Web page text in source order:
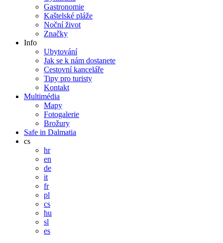
Gastronomie
Kaštelské pláže
Noční život
Značky
Info
Ubytování
Jak se k nám dostanete
Cestovní kanceláře
Tipy pro turisty
Kontakt
Multimédia
Mapy
Fotogalerie
Brožury
Safe in Dalmatia
cs
hr
en
de
it
fr
pl
cs
hu
sl
es